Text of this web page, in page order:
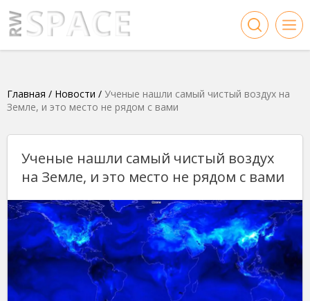
Главная / Новости / Ученые нашли самый чистый воздух на
Земле, и это место не рядом с вами
Ученые нашли самый чистый воздух
на Земле, и это место не рядом с вами